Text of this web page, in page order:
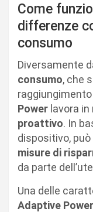
Come
differenze
consumo
Diversamente
consumo, che
raggiungimento
Power lavora in
proattivo. In
dispositivo, può
misure di
da parte
Una delle
Adaptive Power